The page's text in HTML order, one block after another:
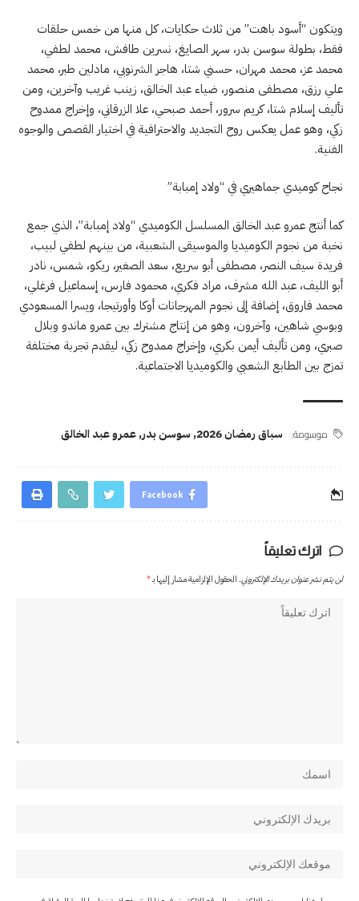
ويتكون “أسود باهت” من ثلاث حكايات، كل منها من خمس حلقات
فقط، بطولة سوسن بدر، سهر الصايغ، نسرين طافش، محمد لطفي،
محمد عز، محمد مهران، حسني شتا، هاجر الشرنوبي، مادلين طبر، محمد
علي رزق، مصطفى منصور، ضياء عبد الخالق، زينب غريب وآخرين، ومن
تأليف إسلام شتا، كريم سرور، أحمد صبحي، علا الزرقاني، وإخراج ممدوح
زكي، وهو عمل يعكس روح التجديد والاحترافية في اختيار القصص والوجوه
الفنية.
نجاح كوميدي جماهيري في “ولاد إمبابة”
كما أنتج عمرو عبد الخالق المسلسل الكوميدي “ولاد إمبابة”، الذي جمع
نخبة من نجوم الكوميديا والموسيقى الشعبية، من بينهم لطفي لبيب،
فريدة سيف النصر، مصطفى أبو سريع، سعد الصغير، ريكو، شمس، نادر
أبو الليف، عبد الله مشرف، مراد فكري، محمود فارس، إسماعيل فرغلي،
محمد فاروق، إضافة إلى نجوم المهرجانات أوكا وأورتيجا، ويسرا المسعودي
وبوسي شاهين، وآخرون، وهو من إنتاج مشترك بين عمرو ماندو وبلال
صبري، ومن تأليف أيمن بكري، وإخراج ممدوح زكي، ليقدم تجربة مختلفة
تمزج بين الطابع الشعبي والكوميديا الاجتماعية.
موسومة: سباق رمضان 2026 , سوسن بدر,عمرو عبد الخالق
Facebook
اترك تعليقاً
لن يتم نشر عنوان بريدك الإلكتروني. الحقول الإلزامية مشار إليها بـ*